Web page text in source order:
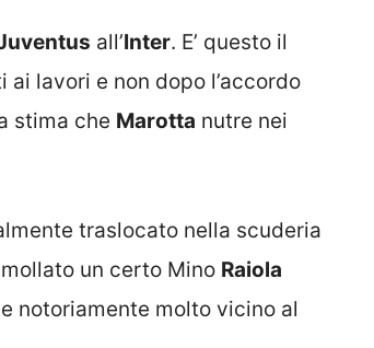
all’Inter. E’ questo il
lavori e non dopo l’accordo
stima che Marotta nutre nei
traslocato nella scuderia
un certo Mino Raiola
notoriamente molto vicino al